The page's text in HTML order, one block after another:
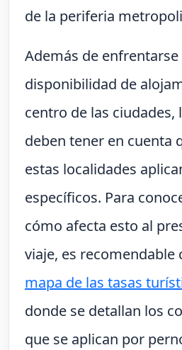
de la periferia
Además de
disponibilidad de
centro de las ciudades,
deben tener en cuenta
estas localidades
específicos. Para
cómo afecta esto al
viaje, es recomendable
mapa de las tasas
donde se detallan los
que se aplican por